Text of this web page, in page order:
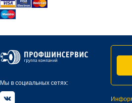
Мы в социальных сетях: